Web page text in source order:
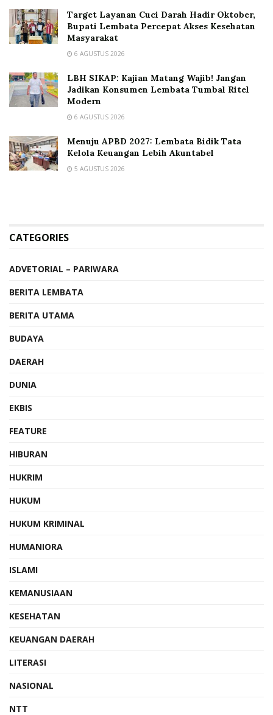
Target Layanan Cuci Darah Hadir Oktober,
Bupati Lembata Percepat Akses Kesehatan
Masyarakat
6 AGUSTUS 2026
LBH SIKAP: Kajian Matang Wajib! Jangan
Jadikan Konsumen Lembata Tumbal Ritel
Modern
6 AGUSTUS 2026
Menuju APBD 2027: Lembata Bidik Tata
Kelola Keuangan Lebih Akuntabel
5 AGUSTUS 2026
CATEGORIES
ADVETORIAL – PARIWARA
BERITA LEMBATA
BERITA UTAMA
BUDAYA
DAERAH
DUNIA
EKBIS
FEATURE
HIBURAN
HUKRIM
HUKUM
HUKUM KRIMINAL
HUMANIORA
ISLAMI
KEMANUSIAAN
KESEHATAN
KEUANGAN DAERAH
LITERASI
NASIONAL
NTT